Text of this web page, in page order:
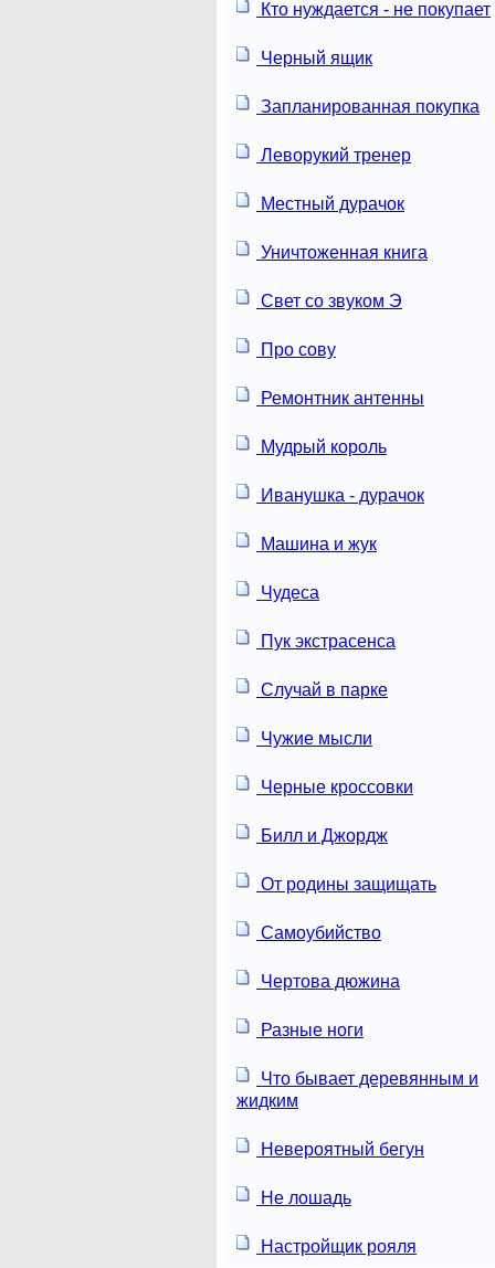
Кто нуждается - не покупает
Черный ящик
Запланированная покупка
Леворукий тренер
Местный дурачок
Уничтоженная книга
Свет со звуком Э
Про сову
Ремонтник антенны
Мудрый король
Иванушка - дурачок
Машина и жук
Чудеса
Пук экстрасенса
Случай в парке
Чужие мысли
Черные кроссовки
Билл и Джордж
От родины защищать
Самоубийство
Чертова дюжина
Разные ноги
Что бывает деревянным и
жидким
Невероятный бегун
Не лошадь
Настройщик рояля